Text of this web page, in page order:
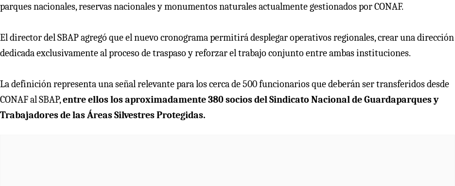
parques nacionales, reservas nacionales y monumentos naturales actualmente gestionados por CONAF.
El director del SBAP agregó que el nuevo cronograma permitirá desplegar operativos regionales, crear una dirección
dedicada exclusivamente al proceso de traspaso y reforzar el trabajo conjunto entre ambas instituciones.
La definición representa una señal relevante para los cerca de 500 funcionarios que deberán ser transferidos desde
CONAF al SBAP,entre ellos los aproximadamente 380 socios del Sindicato Nacional de Guardaparques y
Trabajadores de las Áreas Silvestres Protegidas.